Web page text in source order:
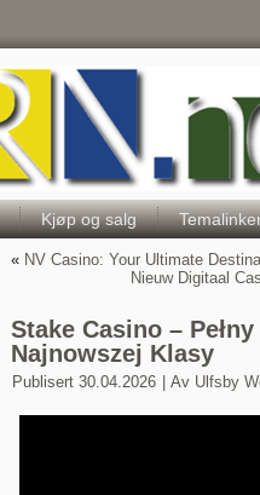
Kjøp og salg
« NV Casino: Your Ultimate
Nieuw Digitaal
Stake Casino –
Najnowszej Klasy
Publisert 30.04.2026 Av Ulfsby